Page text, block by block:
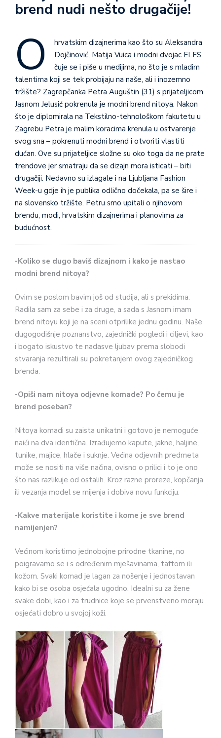
brend nudi nešto drugačije!
O
hrvatskim dizajnerima kao što su Aleksandra
Dojčinović, Matija Vuica i modni dvojac ELFS
čuje se i piše u medijima, no što je s mladim
talentima koji se tek probijaju na naše, ali i inozemno
tržište? Zagrepčanka Petra Auguštin (31) s prijateljicom
Jasnom Jelusić pokrenula je modni brend nitoya. Nakon
što je diplomirala na Tekstilno-tehnološkom fakutetu u
Zagrebu Petra je malim koracima krenula u ostvarenje
svog sna – pokrenuti modni brend i otvoriti vlastiti
dućan. Ove su prijateljice složne su oko toga da ne prate
trendove jer smatraju da se dizajn mora isticati – biti
drugačiji. Nedavno su izlagale i na Ljubljana Fashion
Week-u gdje ih je publika odlično dočekala, pa se šire i
na slovensko tržište. Petru smo upitali o njihovom
brendu, modi, hrvatskim dizajnerima i planovima za
budućnost.
-Koliko se dugo baviš dizajnom i kako je nastao
modni brend nitoya?
Ovim se poslom bavim još od studija, ali s prekidima.
Radila sam za sebe i za druge, a sada s Jasnom imam
brend nitoyu koji je na sceni otprilike jednu godinu. Naše
dugogodišnje poznanstvo, zajednički pogledi i ciljevi, kao
i bogato iskustvo te nadasve ljubav prema slobodi
stvaranja rezultirali su pokretanjem ovog zajedničkog
brenda.
-Opiši nam nitoya odjevne komade? Po čemu je
brend poseban?
Nitoya komadi su zaista unikatni i gotovo je nemoguće
naići na dva identična. Izrađujemo kapute, jakne, haljine,
tunike, majice, hlače i suknje. Većina odjevnih predmeta
može se nositi na više načina, ovisno o prilici i to je ono
što nas razlikuje od ostalih. Kroz razne proreze, kopčanja
ili vezanja model se mijenja i dobiva novu funkciju.
-Kakve materijale koristite i kome je sve brend
namijenjen?
Većinom koristimo jednobojne prirodne tkanine, no
poigravamo se i s određenim mješavinama, taftom ili
kožom. Svaki komad je lagan za nošenje i jednostavan
kako bi se osoba osjećala ugodno. Idealni su za žene
svake dobi, kao i za trudnice koje se prvenstveno moraju
osjećati dobro u svojoj koži.